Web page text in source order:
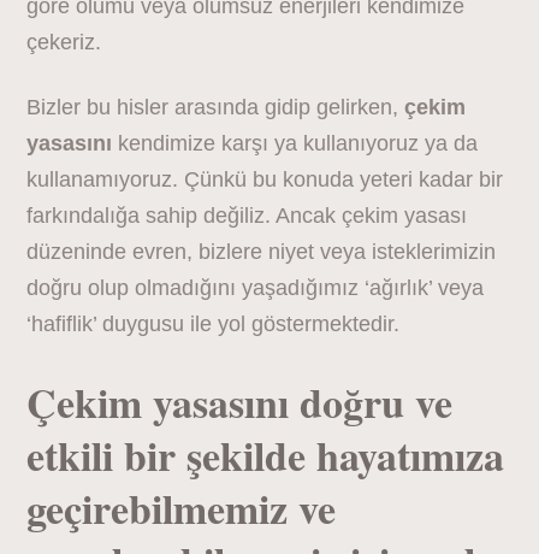
göre olumu veya olumsuz enerjileri kendimize
çekeriz.
Bizler bu hisler arasında gidip gelirken,çekim
yasasını kendimize karşı ya kullanıyoruz ya da
kullanamıyoruz. Çünkü bu konuda yeteri kadar bir
farkındalığa sahip değiliz. Ancak çekim yasası
düzeninde evren, bizlere niyet veya isteklerimizin
doğru olup olmadığını yaşadığımız ‘ağırlık’ veya
‘hafiflik’ duygusu ile yol göstermektedir.
Çekim yasasını doğru ve
etkili bir şekilde hayatımıza
geçirebilmemiz ve